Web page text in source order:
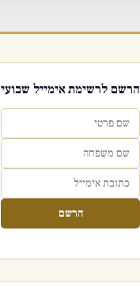
הרשם לרשימת אימייל שבועי
הרשם